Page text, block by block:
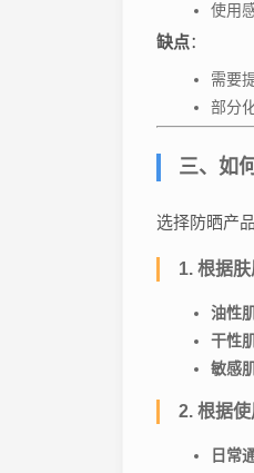
使用
缺点：
需要
部分
三、如
选择防晒产
1. 根据
油性
干性
敏感
2. 根据
日常